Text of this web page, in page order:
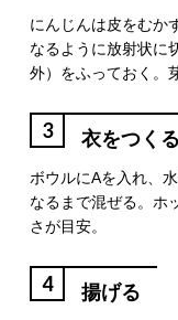
にんじんは皮をむか
なるように放射状に
外）をふっておく。
3 衣をつくる
ボウルにAを入れ、
なるまで混ぜる。ホ
さが目安。
4 揚げる